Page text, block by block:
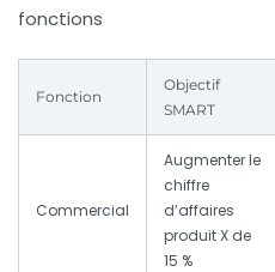
fonctions
Fonction
Objectif
SMART
Commercial
Augmenter le
chiffre
d’affaires
produit X de
15 %